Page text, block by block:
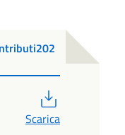
Scarica